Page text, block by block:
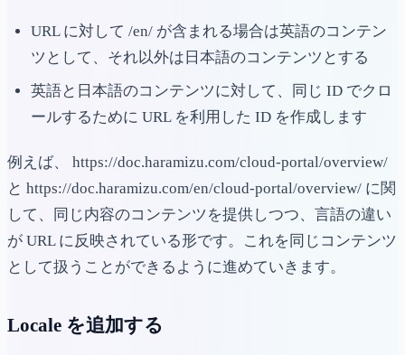
URL に対して /en/ が含まれる場合は英語のコンテン
ツとして、それ以外は日本語のコンテンツとする
英語と日本語のコンテンツに対して、同じ ID でクロ
ールするために URL を利用した ID を作成します
例えば、 https://doc.haramizu.com/cloud-portal/overview/
と https://doc.haramizu.com/en/cloud-portal/overview/ に関
して、同じ内容のコンテンツを提供しつつ、言語の違い
が URL に反映されている形です。これを同じコンテンツ
として扱うことができるように進めていきます。
Locale を追加する